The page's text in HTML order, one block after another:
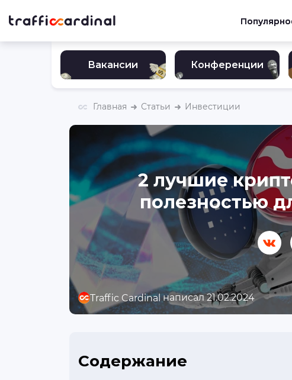
Вакансии Конференции
Главная Статьи Инвестиции
2 лучшие
полезностью
Traffic Cardinal написал 21.02.2024
Содержание